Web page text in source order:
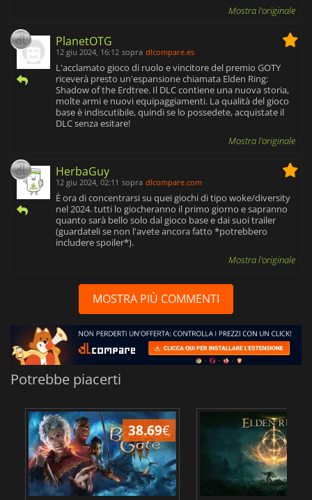
Mostra l'originale
PlanetOTG
12 giu 2024, 16:12 sopra dlcompare.es
L'acclamato gioco di ruolo e vincitore del premio GOTY
riceverà presto un'espansione chiamata Elden Ring:
Shadow of the Erdtree. Il DLC contiene una nuova storia,
molte armi e nuovi equipaggiamenti. La qualità del gioco
base è indiscutibile, quindi se lo possedete, acquistate il
DLC senza esitare!
Mostra l'originale
HerbaGuy
12 giu 2024, 02:11 sopra dlcompare.com
È ora di concentrarsi su quei giochi di tipo woke/diversity
nel 2024. tutti lo giocheranno il primo giorno e sapranno
quanto sarà bello solo dal gioco base e dai suoi trailer
(guardateli se non l'avete ancora fatto *potrebbero
includere spoiler*).
Mostra l'originale
MOSTRA PIÙ COMMENTI
Potrebbe piacerti
38.69€